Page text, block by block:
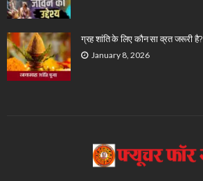
ग्रह शांति के लिए कौन सा व्रत जरूरी है?
January 8, 2026